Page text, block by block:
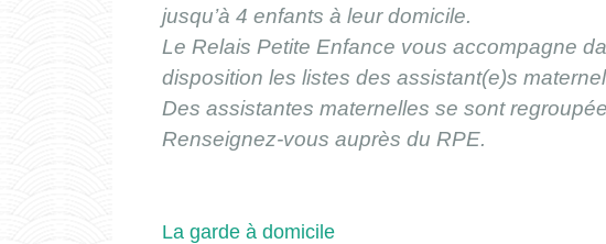
jusqu’à 4 enfants à leur domicile.
Le Relais Petite Enfance vous accompagne
disposition les listes des assistant(e)s
Des assistantes maternelles se sont
Renseignez-vous auprès du RPE.
La garde à domicile